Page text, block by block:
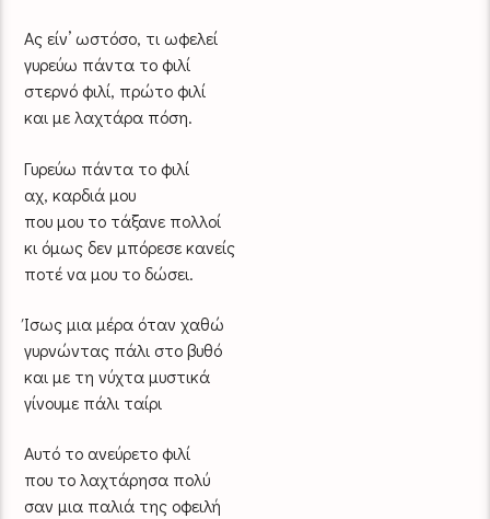
Ας είν’ ωστόσο, τι ωφελεί
γυρεύω πάντα το φιλί
στερνό φιλί, πρώτο φιλί
και με λαχτάρα πόση.
Γυρεύω πάντα το φιλί
αχ, καρδιά μου
που μου το τάξανε πολλοί
κι όμως δεν μπόρεσε κανείς
ποτέ να μου το δώσει.
Ίσως μια μέρα όταν χαθώ
γυρνώντας πάλι στο βυθό
και με τη νύχτα μυστικά
γίνουμε πάλι ταίρι
Αυτό το ανεύρετο φιλί
που το λαχτάρησα πολύ
σαν μια παλιά της οφειλή